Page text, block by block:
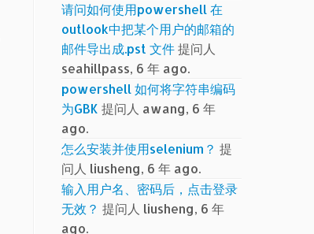
请问如何使用powershell 在
outlook中把某个用户的邮箱的
邮件导出成.pst 文件提问人
seahillpass, 6 年 ago.
powershell 如何将字符串编码
为GBK 提问人 awang, 6 年
ago.
怎么安装并使用selenium？ 提
问人 liusheng, 6 年 ago.
输入用户名、密码后，点击登录
无效？ 提问人 liusheng, 6 年
ago.